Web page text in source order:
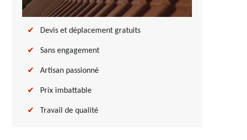
Devis et déplacement gratuits
Sans engagement
Artisan passionné
Prix imbattable
Travail de qualité